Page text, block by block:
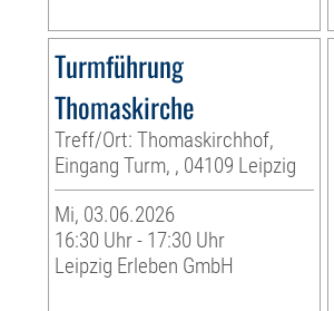
Turmführung
Thomaskirche
Treff/Ort: Thomaskirchhof,
Eingang Turm, , 04109 Leipzig
Mi, 03.06.2026
16:30 Uhr - 17:30 Uhr
Leipzig Erleben GmbH